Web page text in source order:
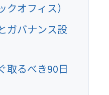
オフィス）
ガバナンス設
取るべき90日